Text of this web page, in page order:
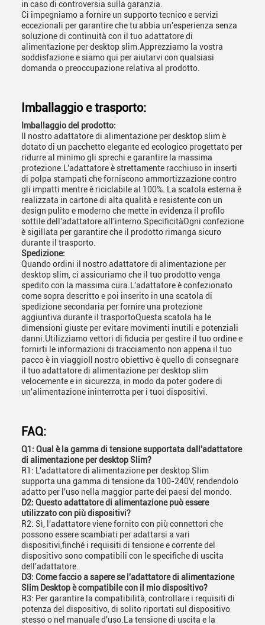
in caso di controversia sulla garanzia.
Ci impegniamo a fornire un supporto tecnico e servizi
eccezionali per garantire che tu abbia un'esperienza senza
soluzione di continuità con il tuo adattatore di
alimentazione per desktop slim.Apprezziamo la vostra
soddisfazione e siamo qui per aiutarvi con qualsiasi
domanda o preoccupazione relativa al prodotto.
Imballaggio e trasporto:
Imballaggio del prodotto:
Il nostro adattatore di alimentazione per desktop slim è
dotato di un pacchetto elegante ed ecologico progettato per
ridurre al minimo gli sprechi e garantire la massima
protezione.L'adattatore è strettamente racchiuso in inserti
di polpa stampati che forniscono ammortizzazione contro
gli impatti mentre è riciclabile al 100%. La scatola esterna è
realizzata in cartone di alta qualità e resistente con un
design pulito e moderno che mette in evidenza il profilo
sottile dell'adattatore all'interno.SpecificitàOgni confezione
è sigillata per garantire che il prodotto rimanga sicuro
durante il trasporto.
Spedizione:
Quando ordini il nostro adattatore di alimentazione per
desktop slim, ci assicuriamo che il tuo prodotto venga
spedito con la massima cura.L'adattatore è confezionato
come sopra descritto e poi inserito in una scatola di
spedizione secondaria per fornire una protezione
aggiuntiva durante il trasportoQuesta scatola ha le
dimensioni giuste per evitare movimenti inutili e potenziali
danni.Utilizziamo vettori di fiducia per gestire il tuo ordine e
fornirti le informazioni di tracciamento non appena il tuo
pacco è in viaggioIl nostro obiettivo è quello di consegnare
il tuo adattatore di alimentazione per desktop slim
velocemente e in sicurezza, in modo da poter godere di
un'alimentazione ininterrotta per i tuoi dispositivi.
FAQ:
Q1: Qual è la gamma di tensione supportata dall'adattatore
di alimentazione per desktop Slim?
R1: L'adattatore di alimentazione per desktop Slim
supporta una gamma di tensione da 100-240V, rendendolo
adatto per l'uso nella maggior parte dei paesi del mondo.
D2: Questo adattatore di alimentazione può essere
utilizzato con più dispositivi?
R2: Sì, l'adattatore viene fornito con più connettori che
possono essere scambiati per adattarsi a vari
dispositivi,finché i requisiti di tensione e corrente del
dispositivo sono compatibili con le specifiche di uscita
dell'adattatore.
D3: Come faccio a sapere se l'adattatore di alimentazione
Slim Desktop è compatibile con il mio dispositivo?
R3: Per garantire la compatibilità, controllare i requisiti di
potenza del dispositivo, di solito riportati sul dispositivo
stesso o nel manuale d'uso.La tensione di uscita e la